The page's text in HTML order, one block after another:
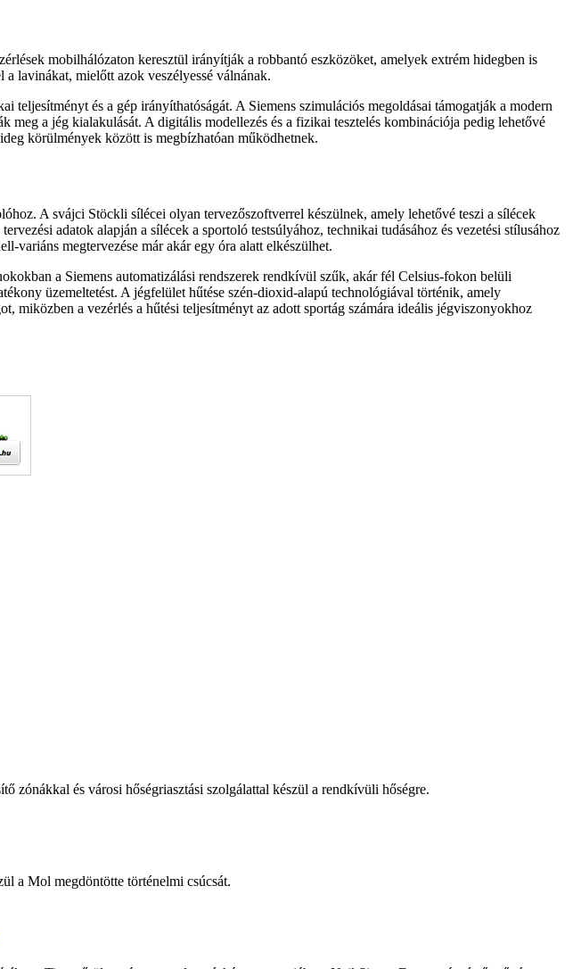
mobilhálózaton keresztül irányítják a robbantó eszközöket, amelyek extrém hidegben is
lavinákat, mielőtt azok veszélyessé válnának.
és a gép irányíthatóságát. A Siemens szimulációs megoldásai támogatják a modern
meg a jég kialakulását. A digitális modellezés és a fizikai tesztelés kombinációja pedig lehetővé
körülmények között is megbízhatóan működhetnek.
A svájci Stöckli sílécei olyan tervezőszoftverrel készülnek, amely lehetővé teszi a sílécek
adatok alapján a sílécek a sportoló testsúlyához, technikai tudásához és vezetési stílusához
variáns megtervezése már akár egy óra alatt elkészülhet.
a Siemens automatizálási rendszerek rendkívül szűk, akár fél Celsius-fokon belüli
üzemeltetést. A jégfelület hűtése szén-dioxid-alapú technológiával történik, amely
miközben a vezérlés a hűtési teljesítményt az adott sportág számára ideális jégviszonyokhoz
zónákkal és városi hőségriasztási szolgálattal készül a rendkívüli hőségre.
a Mol megdöntötte történelmi csúcsát.